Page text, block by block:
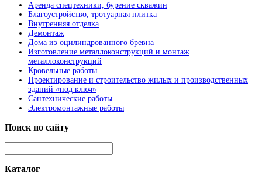
Аренда спецтехники, бурение скважин
Благоустройство, тротуарная плитка
Внутренняя отделка
Демонтаж
Дома из оцилиндрованного бревна
Изготовление металлоконструкций и монтаж
металлоконструкций
Кровельные работы
Проектирование и строительство жилых и производственных
зданий «под ключ»
Сантехнические работы
Электромонтажные работы
Поиск по сайту
Каталог